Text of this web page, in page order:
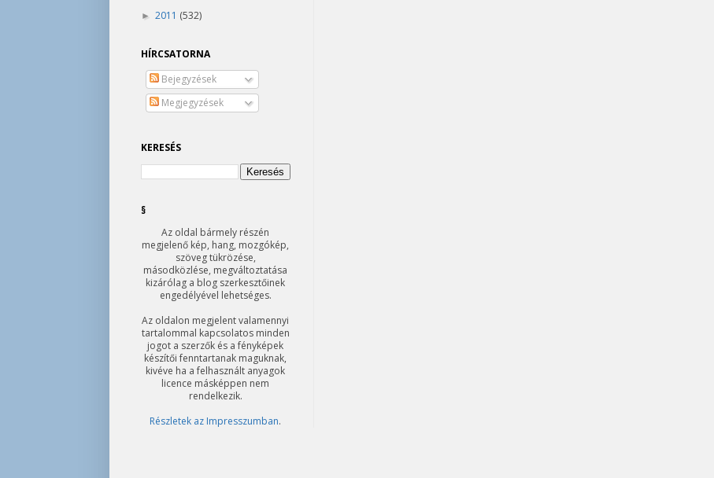
► 2011 (532)
HÍRCSATORNA
Bejegyzések
Megjegyzések
KERESÉS
§
Az oldal bármely részén
megjelenő kép, hang, mozgókép,
szöveg tükrözése,
másodközlése, megváltoztatása
kizárólag a blog szerkesztőinek
engedélyével lehetséges.
Az oldalon megjelent valamennyi
tartalommal kapcsolatos minden
jogot a szerzők és a fényképek
készítői fenntartanak maguknak,
kivéve ha a felhasznált anyagok
licence másképpen nem
rendelkezik.
Részletek az Impresszumban.